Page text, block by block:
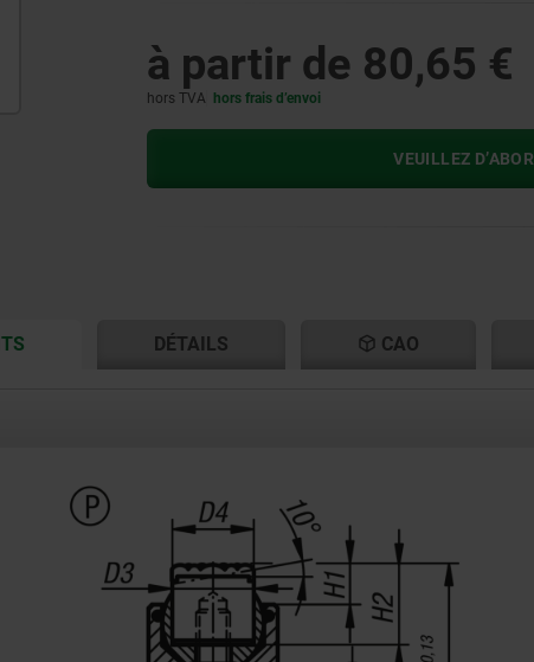
à partir de 80,65 €
hors TVA hors frais d’envoi
VEUILLEZ
CURRENT
CURRENT
DÉTAILS CAO